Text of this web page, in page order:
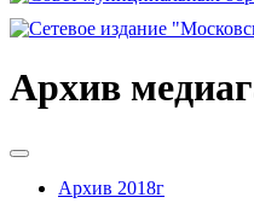
Архив
Архив 2018г